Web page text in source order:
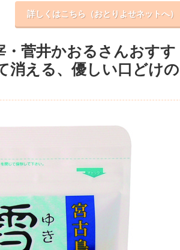
詳しくはこちら（おとりよせネットへ）
・菅井かおるさんおすす
消える、優しい口どけの